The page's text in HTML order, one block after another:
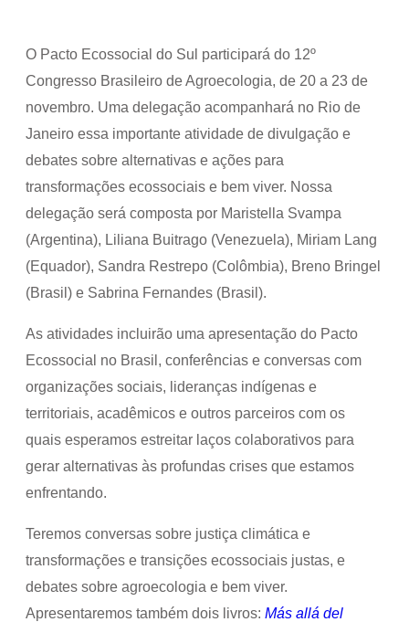
O Pacto Ecossocial do Sul participará do 12º
Congresso Brasileiro de Agroecologia, de 20 a 23 de
novembro. Uma delegação acompanhará no Rio de
Janeiro essa importante atividade de divulgação e
debates sobre alternativas e ações para
transformações ecossociais e bem viver. Nossa
delegação será composta por Maristella Svampa
(Argentina), Liliana Buitrago (Venezuela), Miriam Lang
(Equador), Sandra Restrepo (Colômbia), Breno Bringel
(Brasil) e Sabrina Fernandes (Brasil).
As atividades incluirão uma apresentação do Pacto
Ecossocial no Brasil, conferências e conversas com
organizações sociais, lideranças indígenas e
territoriais, acadêmicos e outros parceiros com os
quais esperamos estreitar laços colaborativos para
gerar alternativas às profundas crises que estamos
enfrentando.
Teremos conversas sobre justiça climática e
transformações e transições ecossociais justas, e
debates sobre agroecologia e bem viver.
Apresentaremos também dois livros: Más allá del